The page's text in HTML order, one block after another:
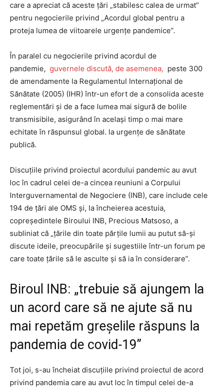
care a apreciat că aceste țări „stabilesc calea de urmat”
pentru negocierile privind „Acordul global pentru a
proteja lumea de viitoarele urgențe pandemice”.
În paralel cu negocierile privind acordul de
pandemie, guvernele discută, de asemenea, peste 300
de amendamente la Regulamentul Internațional de
Sănătate (2005) (IHR) într-un efort de a consolida aceste
reglementări și de a face lumea mai sigură de bolile
transmisibile, asigurând în același timp o mai mare
echitate în răspunsul global. la urgențe de sănătate
publică.
Discuțiile privind proiectul acordului pandemic au avut
loc în cadrul celei de-a cincea reuniuni a Corpului
Interguvernamental de Negociere (INB), care include cele
194 de țări ale OMS și, la încheierea acestuia,
copreședintele Biroului INB, Precious Matsoso, a
subliniat că „țările din toate părțile lumii au putut să-și
discute ideile, preocupările și sugestiile într-un forum pe
care toate țările să le asculte și să ia în considerare”.
Biroul INB: „trebuie să ajungem la
un acord care să ne ajute să nu
mai repetăm ​​greșelile răspuns la
pandemia de covid-19”
Tot joi, s-au încheiat discuțiile privind proiectul de acord
privind pandemia care au avut loc în timpul celei de-a